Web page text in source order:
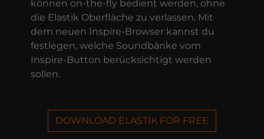
können on-the-fly bedient werden, ohne
die Elastik Oberfläche zu verlassen. Mit
dem neuen Inspire-Browser kannst du
festlegen, welche Soundbänke vom
Inspire-Button berücksichtigt werden
sollen.
DOWNLOAD ELASTIK FOR FREE